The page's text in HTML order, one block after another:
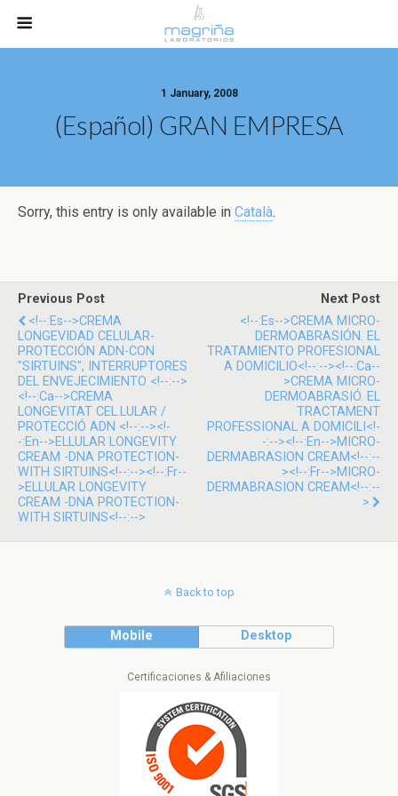
1 January, 2008
(Español) GRAN EMPRESA
Sorry, this entry is only available in Català.
Previous Post
<!--:es-->CREMA
LONGEVIDAD CELULAR-
PROTECCIÓN ADN-CON
"SIRTUINS", INTERRUPTORES
DEL ENVEJECIMIENTO <!--:-->
<!--:ca-->CREMA
LONGEVITAT CEL.LULAR /
PROTECCIÓ ADN <!--:--><!-
-:en-->ELLULAR LONGEVITY
CREAM -DNA PROTECTION-
WITH SIRTUINS<!--:--><!--:fr--
>ELLULAR LONGEVITY
CREAM -DNA PROTECTION-
WITH SIRTUINS<!--:-->
Next Post
<!--:es-->CREMA MICRO-
DERMOABRASIÓN. EL
TRATAMIENTO PROFESIONAL
A DOMICILIO<!--:--><!--:ca--
>CREMA MICRO-
DERMOABRASIÓ. EL
TRACTAMENT
PROFESSIONAL A DOMICILI<!-
-:--><!--:en-->MICRO-
DERMABRASION CREAM<!--:--
><!--:fr-->MICRO-
DERMABRASION CREAM<!--:--
>
Back to top
Mobile Desktop
Certificaciones & Afiliaciones